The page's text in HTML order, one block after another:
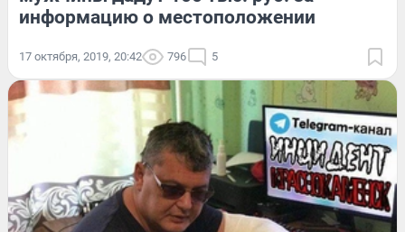
информацию о местоположении
17 октября, 2019, 20:42 796 5